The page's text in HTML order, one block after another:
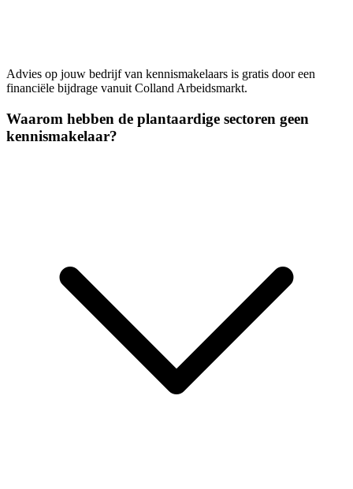
Advies op jouw bedrijf van kennismakelaars is gratis door een
financiële bijdrage vanuit Colland Arbeidsmarkt.
Waarom hebben de plantaardige sectoren geen
kennismakelaar?